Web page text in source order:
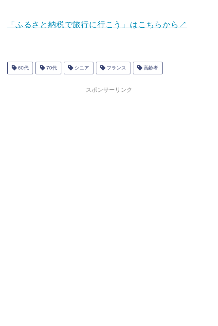
「ふるさと納税で旅行に行こう」はこちらから↗
60代 70代 シニア フランス 高齢者
スポンサーリンク